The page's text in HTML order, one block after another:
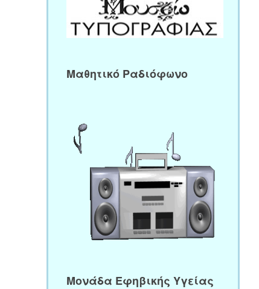
Μαθητικό Ραδιόφωνο
Μονάδα Εφηβικής Υγείας